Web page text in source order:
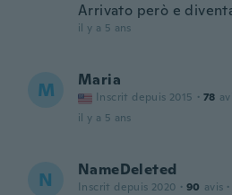
Arrivato però e
il y a 5 ans
M Maria
Inscrit depuis 2015 · 78
il y a 5 ans
N NameDeleted
Inscrit depuis 2020 · 90 avis ·